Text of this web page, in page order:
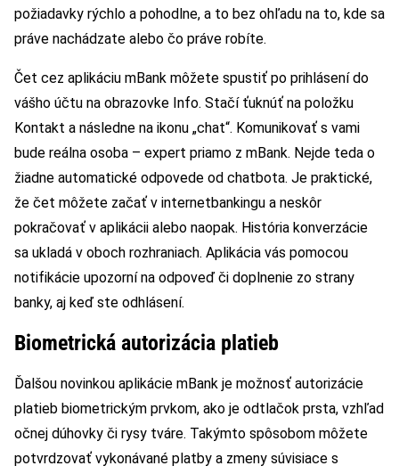
požiadavky rýchlo a pohodlne, a to bez ohľadu na to, kde sa
práve nachádzate alebo čo práve robíte.
Čet cez aplikáciu mBank môžete spustiť po prihlásení do
vášho účtu na obrazovke Info. Stačí ťuknúť na položku
Kontakt a následne na ikonu „chat“. Komunikovať s vami
bude reálna osoba – expert priamo z mBank. Nejde teda o
žiadne automatické odpovede od chatbota. Je praktické,
že čet môžete začať v internetbankingu a neskôr
pokračovať v aplikácii alebo naopak. História konverzácie
sa ukladá v oboch rozhraniach. Aplikácia vás pomocou
notifikácie upozorní na odpoveď či doplnenie zo strany
banky, aj keď ste odhlásení.
Biometrická autorizácia platieb
Ďalšou novinkou aplikácie mBank je možnosť autorizácie
platieb biometrickým prvkom, ako je odtlačok prsta, vzhľad
očnej dúhovky či rysy tváre. Takýmto spôsobom môžete
potvrdzovať vykonávané platby a zmeny súvisiace s